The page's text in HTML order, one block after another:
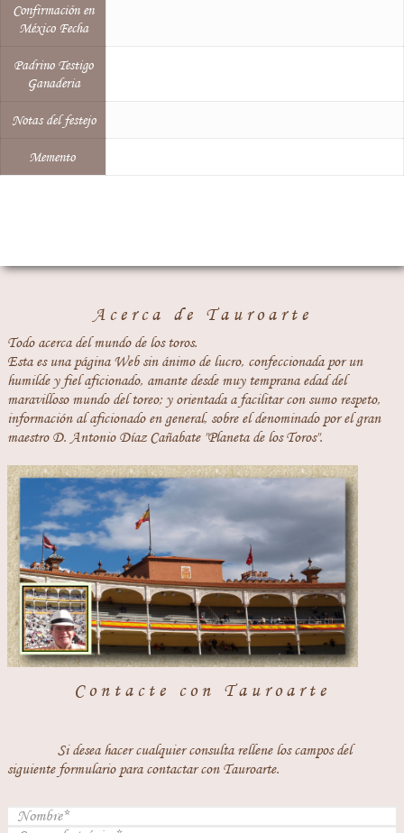
Confirmación en
México Fecha
Padrino Testigo
Ganaderia
Notas del festejo
Memento
Acerca de Tauroarte
Todo acerca del mundo de los toros.
Esta es una página Web sin ánimo de lucro, confeccionada por un
humilde y fiel aficionado, amante desde muy temprana edad del
maravilloso mundo del toreo; y orientada a facilitar con sumo respeto,
información al aficionado en general, sobre el denominado por el gran
maestro D. Antonio Díaz Cañabate "Planeta de los Toros".
Contacte con Tauroarte
Si desea hacer cualquier consulta rellene los campos del
siguiente formulario para contactar con Tauroarte.